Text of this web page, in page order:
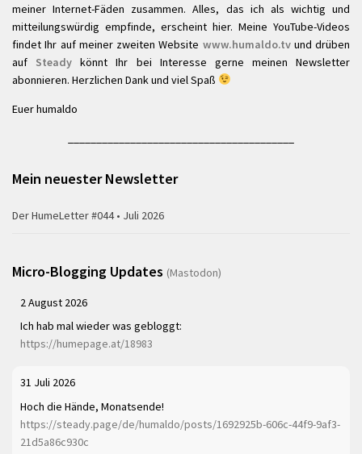
meiner Internet-Fäden zusammen. Alles, das ich als wichtig und
mitteilungswürdig empfinde, erscheint hier. Meine YouTube-Videos
findet Ihr auf meiner zweiten Website www.humaldo.tvund drüben
auf Steady könnt Ihr bei Interesse gerne meinen Newsletter
abonnieren. Herzlichen Dank und viel Spaß
Euer humaldo
Mein neuester Newsletter
Der HumeLetter #044 • Juli 2026
Micro-Blogging Updates (Mastodon)
2 August 2026
Ich hab mal wieder was gebloggt:
https://humepage.at/18983
31 Juli 2026
Hoch die Hände, Monatsende!
https://steady.page/de/humaldo/posts/1692925b-606c-44f9-9af3-
21d5a86c930c